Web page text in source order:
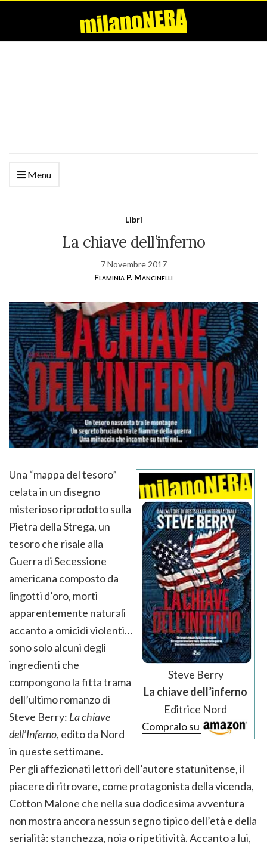
Menu
Libri
La chiave dell’inferno
7 Novembre 2017
Flaminia P. Mancinelli
Steve Berry
La chiave dell’inferno
Editrice Nord
Compralo su
Una “mappa del tesoro”
celata in un disegno
misterioso riprodotto sulla
Pietra della Strega, un
tesoro che risale alla
Guerra di Secessione
americana composto da
lingotti d’oro, morti
apparentemente naturali
accanto a omicidi violenti…
sono solo alcuni degli
ingredienti che
compongono la fitta trama
dell’ultimo romanzo di
Steve Berry: La chiave
dell’Inferno, edito da Nord
in queste settimane.
Per gli affezionati lettori dell’autore statunitense, il
piacere di ritrovare, come protagonista della vicenda,
Cotton Malone che nella sua dodicesima avventura
non mostra ancora nessun segno tipico dell’età e della
serialità: stanchezza, noia o ripetitività. Accanto a lui,